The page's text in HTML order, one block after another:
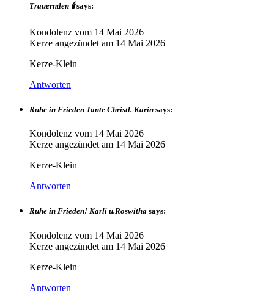
Trauernden 🕯️ says:
Kondolenz vom 14 Mai 2026
Kerze angezündet am 14 Mai 2026
Kerze-Klein
Antworten
Ruhe in Frieden Tante Christl. Karin says:
Kondolenz vom 14 Mai 2026
Kerze angezündet am 14 Mai 2026
Kerze-Klein
Antworten
Ruhe in Frieden! Karli u.Roswitha says:
Kondolenz vom 14 Mai 2026
Kerze angezündet am 14 Mai 2026
Kerze-Klein
Antworten